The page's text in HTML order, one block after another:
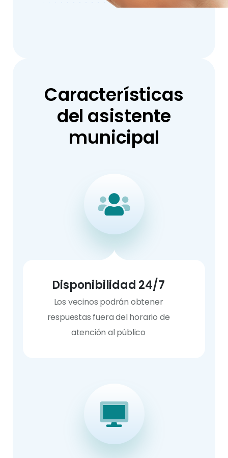
Características
del asistente
municipal
Disponibilidad 24/7
Los vecinos podrán obtener
respuestas fuera del horario de
atención al público